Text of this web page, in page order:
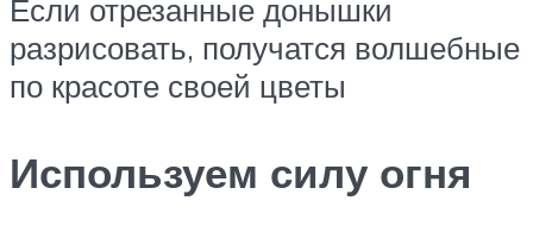
Если отрезанные донышки
разрисовать, получатся волшебные
по красоте своей цветы
Используем силу огня